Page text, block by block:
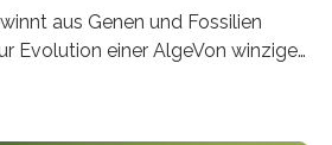
aus Genen und Fossilien
Evolution einer AlgeVon winzigen
zu den komplexesten